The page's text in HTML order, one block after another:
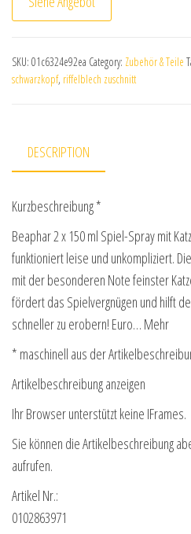
SKU: 01c6324e92ea Category: Zubehör & Teile
schwarzkopf, riffelblech zuschnitt
DESCRIPTION
Kurzbeschreibung *
Beaphar 2 x 150 ml Spiel-Spray mit
funktioniert leise und unkompliziert.
mit der besonderen Note feinster
fördert das Spielvergnügen und hilft
schneller zu erobern! Euro… Mehr
* maschinell aus der
Artikelbeschreibung anzeigen
Ihr Browser unterstützt keine IFrames.
Sie können die Artikelbeschreibung
aufrufen.
Artikel Nr.:
0102863971